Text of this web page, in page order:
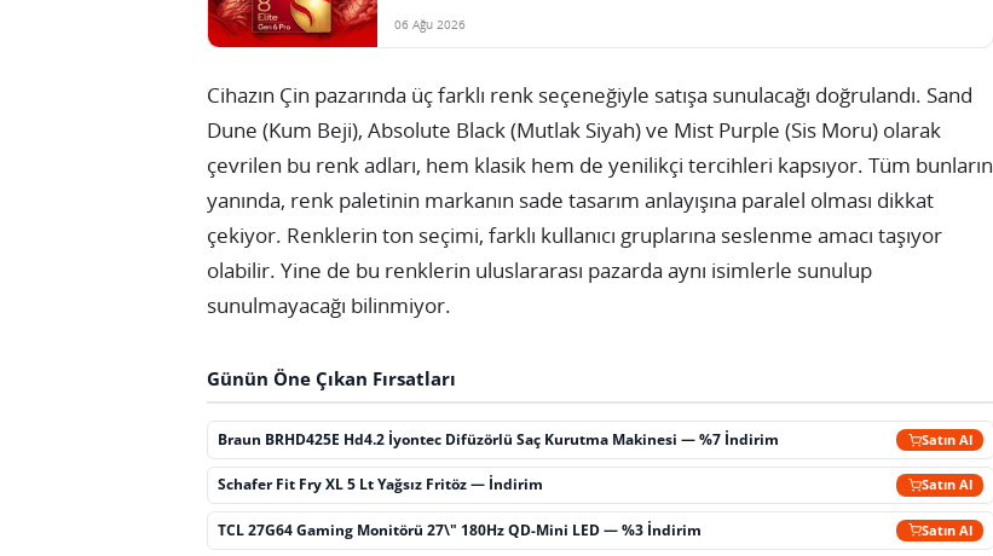
06 Ağu 2026
Cihazın Çin pazarında üç farklı renk seçeneğiyle satışa sunulacağı doğrulandı. Sand
Dune (Kum Beji), Absolute Black (Mutlak Siyah) ve Mist Purple (Sis Moru) olarak
çevrilen bu renk adları, hem klasik hem de yenilikçi tercihleri kapsıyor. Tüm bunların
yanında, renk paletinin markanın sade tasarım anlayışına paralel olması dikkat
çekiyor. Renklerin ton seçimi, farklı kullanıcı gruplarına seslenme amacı taşıyor
olabilir. Yine de bu renklerin uluslararası pazarda aynı isimlerle sunulup
sunulmayacağı bilinmiyor.
Günün Öne Çıkan Fırsatları
Braun BRHD425E Hd4.2 İyontec Difüzörlü Saç Kurutma Makinesi — %7 İndirim Satın Al
Schafer Fit Fry XL 5 Lt Yağsız Fritöz — İndirim Satın Al
TCL 27G64 Gaming Monitörü 27\" 180Hz QD-Mini LED — %3 İndirim Satın Al